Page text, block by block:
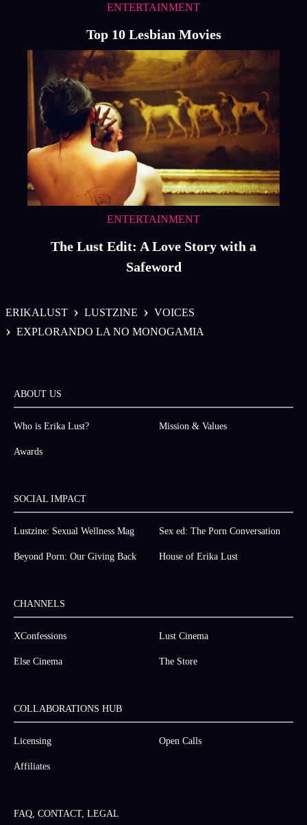
ENTERTAINMENT
Top 10 Lesbian Movies
ENTERTAINMENT
The Lust Edit: A Love Story with a
Safeword
ERIKALUST › LUSTZINE › VOICES
› EXPLORANDO LA NO MONOGAMIA
ABOUT US
Who is Erika Lust? Mission & Values
Awards
SOCIAL IMPACT
Lustzine: Sexual Wellness Mag Sex ed: The Porn Conversation
Beyond Porn: Our Giving Back House of Erika Lust
CHANNELS
XConfessions Lust Cinema
Else Cinema The Store
COLLABORATIONS HUB
Licensing Open Calls
Affiliates
FAQ, CONTACT, LEGAL